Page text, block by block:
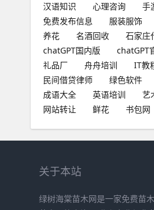
汉语知识
心理咨询 手
免费发布信息
服装服饰
养花
名酒回收 石家庄
chatGPT国内版
chatGPT
礼品厂
舟舟培训 IT教
民间借贷律师
绿色软件
成语大全
英语培训 艺
网站转让
鲜花 书包网
关于本站
绿树海棠苗木网是一家免费苗